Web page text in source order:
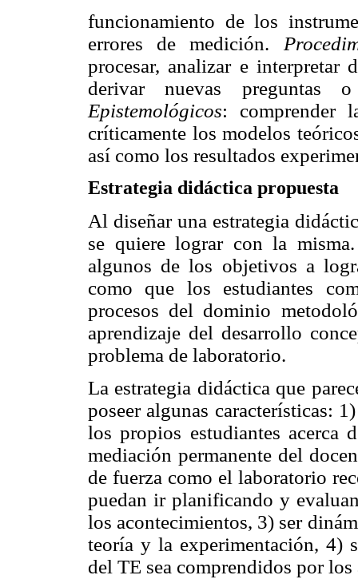
funcionamiento de los
errores de medición.
procesar, analizar e interpretar
derivar nuevas preguntas
Epistemológicos: comprender
críticamente los modelos
así como los resultados
Estrategia didáctica propuesta
Al diseñar una estrategia
se quiere lograr con la
algunos de los objetivos a
como que los estudiantes
procesos del dominio
aprendizaje del desarrollo
problema de laboratorio.
La estrategia didáctica que
poseer algunas características:
los propios estudiantes
mediación permanente del
de fuerza como el laboratorio
puedan ir planificando y
los acontecimientos, 3) ser
teoría y la experimentación, 4)
del TE sea comprendidos por